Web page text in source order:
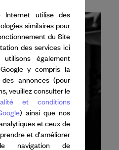
Internet utilise des
similaires pour
du Site
des services ici
utilisons également
y compris la
des annonces (pour
veuillez consulter le
et conditions
) ainsi que nos
et ceux de
et d'améliorer
navigation de